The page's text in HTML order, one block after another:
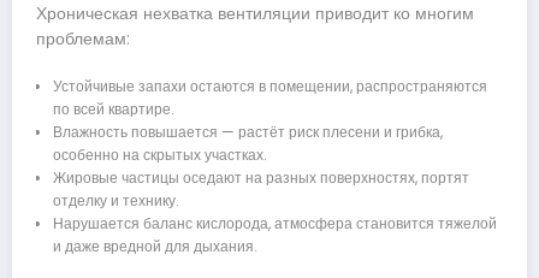
Хроническая нехватка вентиляции приводит ко многим
проблемам:
Устойчивые запахи остаются в помещении, распространяются
по всей квартире.
Влажность повышается — растёт риск плесени и грибка,
особенно на скрытых участках.
Жировые частицы оседают на разных поверхностях, портят
отделку и технику.
Нарушается баланс кислорода, атмосфера становится тяжелой
и даже вредной для дыхания.